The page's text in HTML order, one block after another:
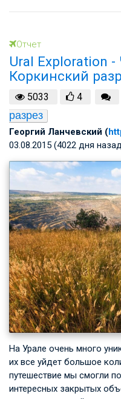
Отчет
Ural Exploration -
Коркинский
5033 4
разрез
Георгий Ланчевский (
03.08.2015 (4022 дня
На Урале очень много
их все уйдет большое
путешествие мы смогли
интересных закрытых